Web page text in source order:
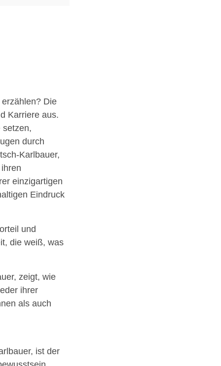
Die
Karriere aus.
setzen,
durch
Karlbauer,
einzigartigen
Eindruck
und
die weiß, was
zeigt, wie
ihrer
als auch
ist der